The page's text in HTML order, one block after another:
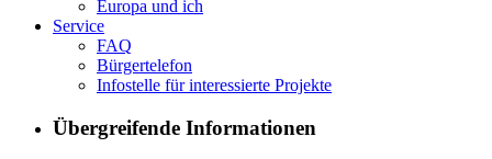
Eu­ro­pa und ich
Ser­vice
FAQ
Bür­ger­te­le­fon
In­fo­stel­le für in­ter­es­sier­te Pro­jek­te
Übergreifende Informationen